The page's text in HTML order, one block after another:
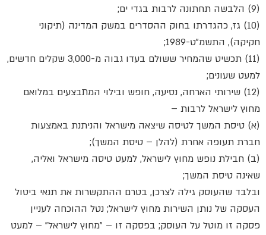
(9) הלבשה תחתונה לרבות בגדי ים;
(10) גז, כהגדרתו בחוק ההסדרים במשק המדינה (תיקוני
חקיקה), התשמ"ט-1989;
(11) תכשיט שהמחיר ששולם בעדו גבוה מ-3,000 שקלים חדשים,
למעט שעונים;
(12) שירותי הארחה, נסיעה, חופש ובילוי המתבצעים במלואם
מחוץ לישראל לרבות –
(א) טיסת המשך לטיסה שיצאה מישראל והניתנת באמצעות
חברת תעופה אחרת (להלן – טיסת המשך);
(ב) חבילת נופש מחוץ לישראל, למעט טיסה מישראל ואליה,
שאינה טיסת המשך;
ובלבד שהעוסק גילה לצרכן, בטרם ההתקשרות את תנאי ביטול
העסקה של נותן השירות מחוץ לישראל; נטל ההוכחה לעניין
פסקה זו מוטל על העוסק; בפסקה זו – "מחוץ לישראל" – למעט